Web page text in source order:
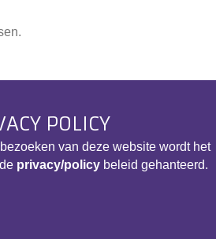
POLICY
van deze website wordt het
privacy/policybeleid gehanteerd.